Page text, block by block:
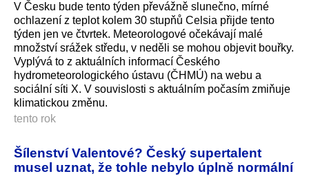
V Česku bude tento týden převážně slunečno, mírné
ochlazení z teplot kolem 30 stupňů Celsia přijde tento
týden jen ve čtvrtek. Meteorologové očekávají malé
množství srážek středu, v neděli se mohou objevit bouřky.
Vyplývá to z aktuálních informací Českého
hydrometeorolo­gického ústavu (ČHMÚ) na webu a
sociální síti X. V souvislosti s aktuálním počasím zmiňuje
klimatickou změnu.
tento rok
Šílenství Valentové? Český supertalent
musel uznat, že tohle nebylo úplně normální